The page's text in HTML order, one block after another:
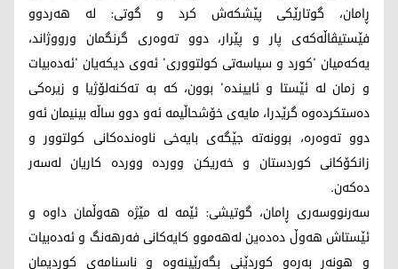
ڕامان، گوتارێکی پێشکەش کرد و گوتی: لە هەردوو
فێستیڤاڵەکەی پار و پێرار، دوو تەوەری گرنگمان ورووژاند،
یەکەمیان 'کورد و سیاسەتی کولتووری' ئەوی دیکەیان 'ئەدەبیات
و زمان لە ئێستا و ئاییندە' بوون، کە بە تەکنەلۆژیا و زیرەکی
دەستکردەوە گرێدرا، مایەی خۆشحاڵیمە ئەو دوو ساڵە بینیمان ئەو
دوو تەوەرە، بوونەتە جێگەی بایەخی ناوەندەکانی کولتوور و
زانکۆکانی کوردستان و خەریکن ووردە ووردە کاریان لەسەر
دەکەن.
سەرنووسەری ڕامان، گوتیشی: ئێمە لە مێژە هەوڵمان داوە و
ئێستاش هەوڵ دەدەین لەهەموو کایەکانی فەرهەنگ و ئەدەبیات
و هونەر بەرەو کوردێنی بگەڕێینەوە و ناسنامەی کوردیمان